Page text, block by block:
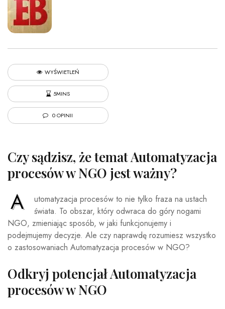
WYŚWIETLEŃ
5MINS
0 OPINII
Czy sądzisz, że temat Automatyzacja
procesów w NGO jest ważny?
A
utomatyzacja procesów to nie tylko fraza na ustach
świata. To obszar, który odwraca do góry nogami
NGO, zmieniając sposób, w jaki funkcjonujemy i
podejmujemy decyzje. Ale czy naprawdę rozumiesz wszystko
o zastosowaniach Automatyzacja procesów w NGO?
Odkryj potencjał Automatyzacja
procesów w NGO